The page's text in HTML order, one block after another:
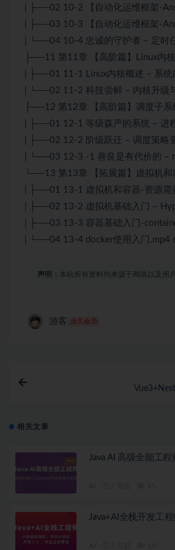
| ├──02 10-2 【自动化运维框架-
| ├──03 10-3 【自动化运维框架-
| └──04 10-4 忠诚的守护者 – 定时
├──11 第11章 【高阶篇】Linux内核
| ├──01 11-1 Linux内核概述 – 系
| └──02 11-2 科技尝鲜 – 内核升级
├──12 第12章 【高阶篇】调度子系
| ├──01 12-1 等级森严的系统 – 进
| ├──02 12-2 阶级跃迁 – 调度策略
| └──03 12-3 -1 善良是有代价的 –
└──13 第13章 【拓展篇】虚拟机和
| ├──01 13-1 虚拟机和容器-资源需
| ├──02 13-2 虚拟机基础入门 –
| ├──03 13-3 容器基础入门-
| └──04 13-4 docker使用入门.mp4
声明： 本站所有资料均来源于网络以及用
游客 永久会员
相关文章
Java AI 高级全能工
Java+AI全栈开发工程